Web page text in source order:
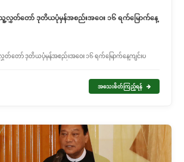
တ်တော် ဒုတိယပုံမှန်အစည်းအဝေး ၁၆ ရက်မြောက်နေ့
ော် ဒုတိယပုံမှန်အစည်းအဝေး ၁၆ ရက်မြောက်နေ့ကျင်းပ
အသေးစိတ်ကြည့်ရန်